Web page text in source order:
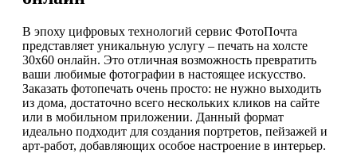
В эпоху цифровых технологий сервис ФотоПочта
представляет уникальную услугу – печать на холсте
30х60 онлайн. Это отличная возможность превратить
ваши любимые фотографии в настоящее искусство.
Заказать фотопечать очень просто: не нужно выходить
из дома, достаточно всего нескольких кликов на сайте
или в мобильном приложении. Данный формат
идеально подходит для создания портретов, пейзажей и
арт-работ, добавляющих особое настроение в интерьер.